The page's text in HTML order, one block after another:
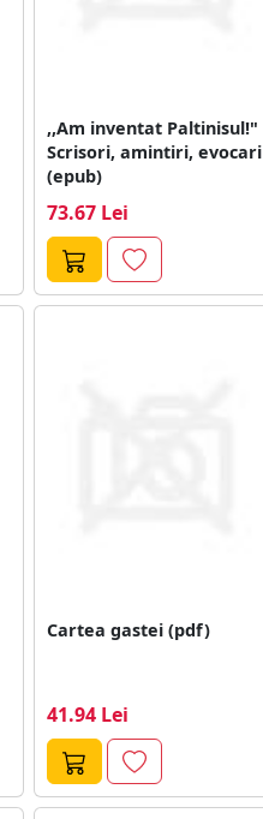
,,Am inventat Paltinisul!"
Scrisori, amintiri, evocari
(epub)
73.67 Lei
Cartea gastei (pdf)
41.94 Lei